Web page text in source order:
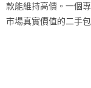
款能維持高價。一個
市場真實價值的二手